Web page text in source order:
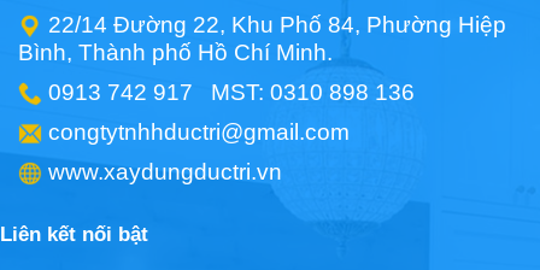
22/14 Đường 22, Khu Phố 84, Phường Hiệp
Bình, Thành phố Hồ Chí Minh.
0913 742 917 MST: 0310 898 136
congtytnhhductri@gmail.com
www.xaydungductri.vn
Liên kết nối bật